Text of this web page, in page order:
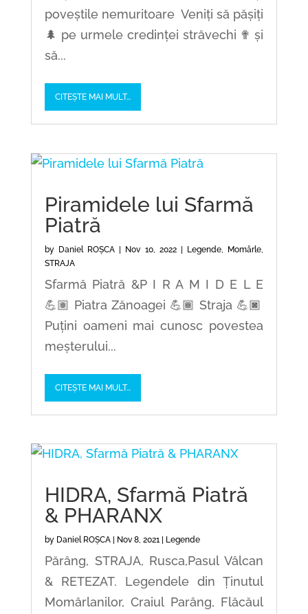
poveștile nemuritoare Veniți să pășiți
🌲 pe urmele credinței străvechi ✟ și
să...
CITEȘTE MAI MULT...
Piramidele lui Sfarmă
Piatră
by Daniel ROȘCA | Nov 10, 2022| Legende Momârle
STRAJA
Sfarmă Piatră &P I R A M I D E L E
💪🏽 Piatra Zănoagei 💪🏾 Straja 💪🏿
Puțini oameni mai cunosc povestea
meșterului...
CITEȘTE MAI MULT...
HIDRA, Sfarmă Piatră
& PHARANX
by Daniel ROȘCA| Nov 8, 2021 | Legende
Părâng, STRAJA, Rusca,Pasul Vâlcan
& RETEZAT. Legendele din Ținutul
Momârlanilor, Craiul Parâng, Flăcăul